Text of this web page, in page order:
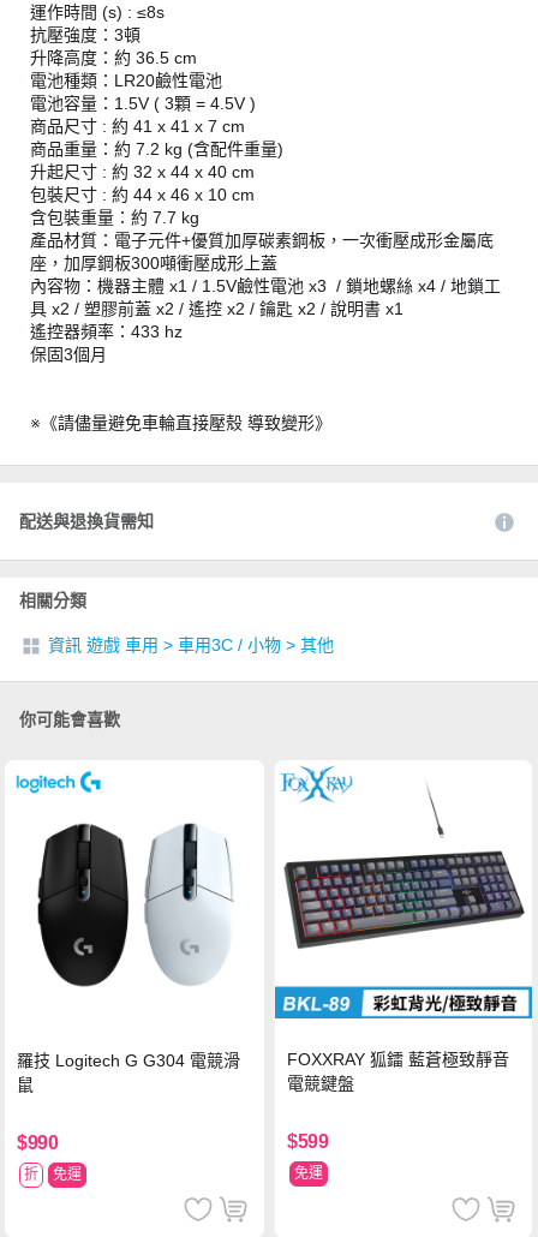
運作時間 (s) : ≤8s
抗壓強度：3頓
升降高度：約 36.5 cm
電池種類：LR20鹼性電池
電池容量：1.5V ( 3顆 = 4.5V )
商品尺寸 : 約 41 x 41 x 7 cm
商品重量：約 7.2 kg (含配件重量)
升起尺寸 : 約 32 x 44 x 40 cm
包裝尺寸 : 約 44 x 46 x 10 cm
含包裝重量：約 7.7 kg
產品材質：電子元件+優質加厚碳素鋼板，一次衝壓成形金屬底
座，加厚鋼板300噸衝壓成形上蓋
內容物：機器主體 x1 / 1.5V鹼性電池 x3 / 鎖地螺絲 x4 / 地鎖工
具 x2 / 塑膠前蓋 x2 / 遙控 x2 / 鑰匙 x2 / 說明書 x1
遙控器頻率：433 hz
保固3個月
※《請儘量避免車輪直接壓殼 導致變形》
配送與退換貨需知
相關分類
資訊 遊戲 車用 > 車用3C / 小物 > 其他
你可能會喜歡
羅技 Logitech G G304 電競滑
鼠
$990
折 免運
FOXXRAY 狐鐳 藍蒼極致靜音
電競鍵盤
$599
免運